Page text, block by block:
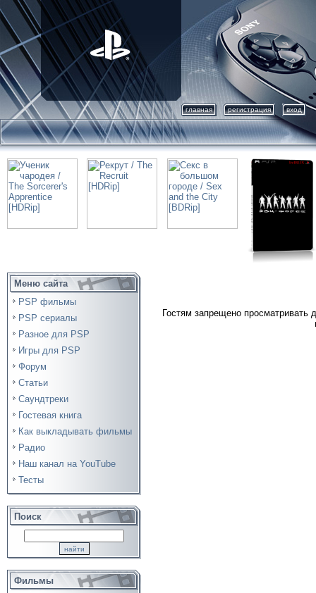
главная регистрация вход
Меню сайта
PSP фильмы
PSP сериалы
Разное для PSP
Игры для PSP
Форум
Статьи
Саундтреки
Гостевая книга
Как выкладывать фильмы
Радио
Наш канал на YouTube
Тесты
Поиск
Фильмы
Гостям запрещено просматривать